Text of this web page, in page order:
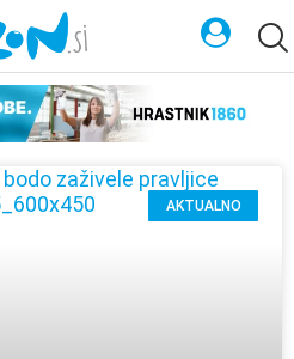
AKTUALNO